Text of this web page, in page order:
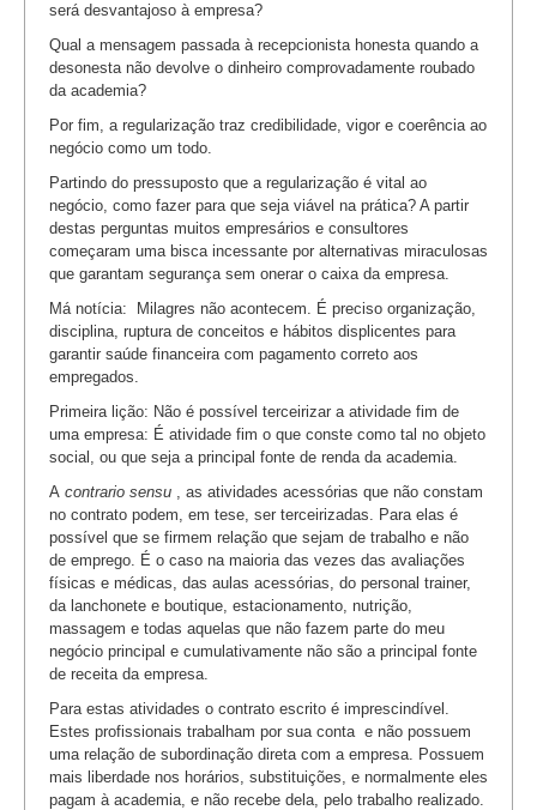
será desvantajoso à empresa?
Qual a mensagem passada à recepcionista honesta quando a
desonesta não devolve o dinheiro comprovadamente roubado
da academia?
Por fim, a regularização traz credibilidade, vigor e coerência ao
negócio como um todo.
Partindo do pressuposto que a regularização é vital ao
negócio, como fazer para que seja viável na prática? A partir
destas perguntas muitos empresários e consultores
começaram uma bisca incessante por alternativas miraculosas
que garantam segurança sem onerar o caixa da empresa.
Má notícia: Milagres não acontecem. É preciso organização,
disciplina, ruptura de conceitos e hábitos displicentes para
garantir saúde financeira com pagamento correto aos
empregados.
Primeira lição: Não é possível terceirizar a atividade fim de
uma empresa: É atividade fim o que conste como tal no objeto
social, ou que seja a principal fonte de renda da academia.
A contrario sensu , as atividades acessórias que não constam
no contrato podem, em tese, ser terceirizadas. Para elas é
possível que se firmem relação que sejam de trabalho e não
de emprego. É o caso na maioria das vezes das avaliações
físicas e médicas, das aulas acessórias, do personal trainer,
da lanchonete e boutique, estacionamento, nutrição,
massagem e todas aquelas que não fazem parte do meu
negócio principal e cumulativamente não são a principal fonte
de receita da empresa.
Para estas atividades o contrato escrito é imprescindível.
Estes profissionais trabalham por sua conta e não possuem
uma relação de subordinação direta com a empresa. Possuem
mais liberdade nos horários, substituições, e normalmente eles
pagam à academia, e não recebe dela, pelo trabalho realizado.